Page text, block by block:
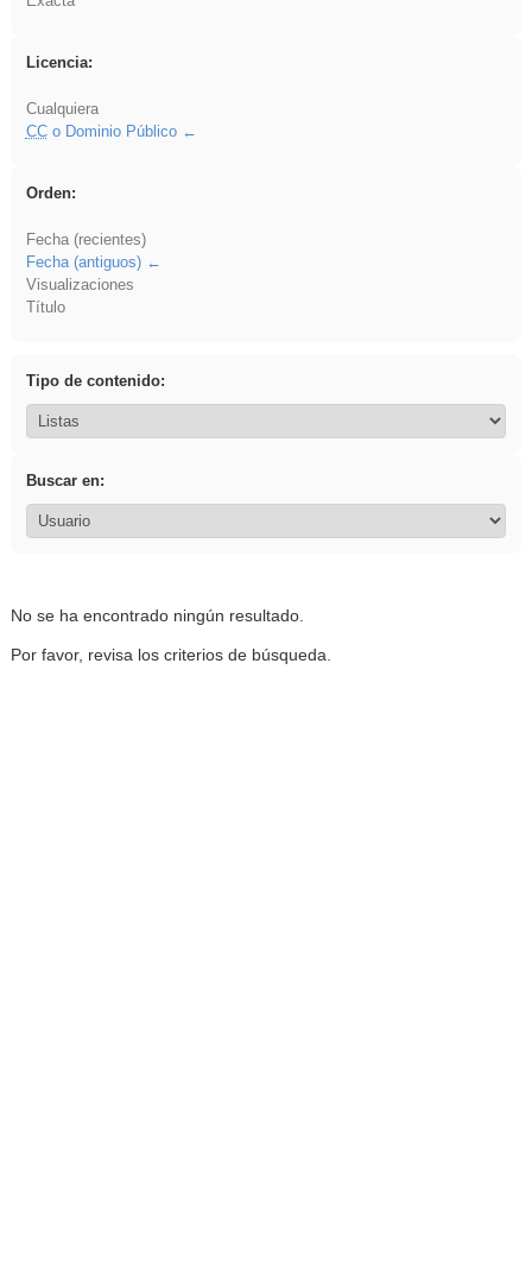
Licencia:
Cualquiera
CCo Dominio Público
Orden:
Fecha (recientes)
Fecha (antiguos)
Visualizaciones
Título
Tipo de contenido:
Buscar en:
No se ha encontrado ningún resultado.
Por favor, revisa los criterios de búsqueda.